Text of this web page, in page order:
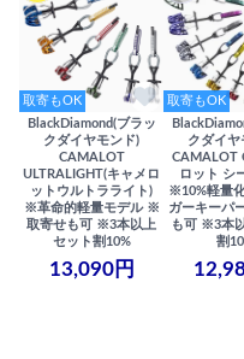
取寄もOK
BlackDiamond(ブラッ
クダイヤモンド)
CAMALOT
ULTRALIGHT(キャメロ
ットウルトラライト)
※革命的軽量モデル ※
取寄せも可 ※3本以上
セット割10%
13,090円
取寄もOK
クダイヤ
CAMALOT
ロット シ
※10%軽量
ガーキーパ
も可 ※3本
割